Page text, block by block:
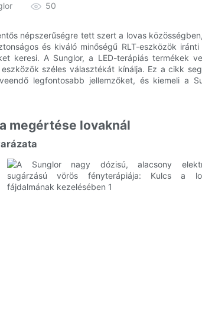
50
népszerűségre tett szert a lovas
és kiváló minőségű RLT-eszközök
keresi. A Sunglor, a LED-terápiás termékek
széles választékát kínálja. Ez a cikk
legfontosabb jellemzőket, és kiemeli a
megértése lovaknál